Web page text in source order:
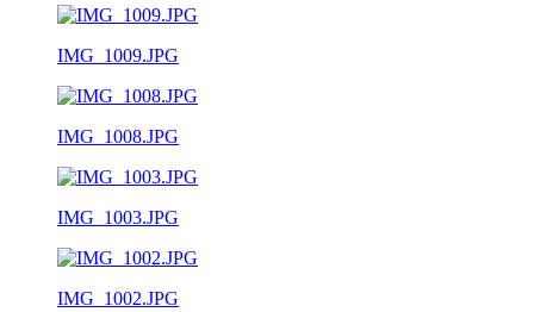
IMG_1009.JPG
IMG_1008.JPG
IMG_1003.JPG
IMG_1002.JPG